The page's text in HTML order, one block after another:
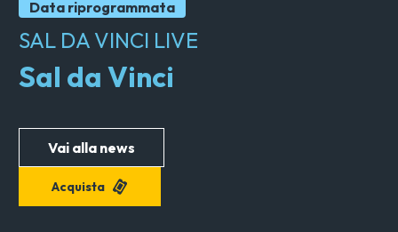
Data riprogrammata
SAL DA VINCI LIVE
Sal da Vinci
Vai alla news
Acquista